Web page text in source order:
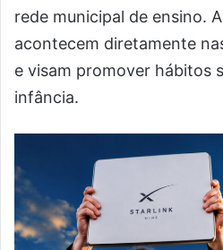
rede municipal de ensino.
acontecem diretamente
e visam promover hábitos
infância.